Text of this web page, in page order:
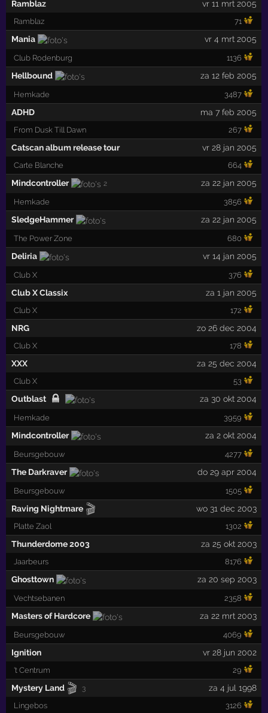
Ramblaz vr 11 mrt 2005
Ramblaz 71
Mania vr 4 mrt 2005
Club Rodenburg 1136
Hellbound za 12 feb 2005
Hemkade 3487
ADHD ma 7 feb 2005
From Dusk Till Dawn 267
Catscan album release tour vr 28 jan 2005
Carte Blanche 664
Mindcontroller 2 za 22 jan 2005
Hemkade 3856
SledgeHammer za 22 jan 2005
The Power Zone 680
Deliria vr 14 jan 2005
Club X 376
Club X Classix za 1 jan 2005
Club X 172
NRG zo 26 dec 2004
Club X 178
XXX za 25 dec 2004
Club X 53
Outblast za 30 okt 2004
Hemkade 3959
Mindcontroller za 2 okt 2004
Beursgebouw 4277
The Darkraver do 29 apr 2004
Beursgebouw 1505
Raving Nightmare 🎬 wo 31 dec 2003
Platte Zaol 1302
Thunderdome 2003 za 25 okt 2003
Jaarbeurs 8176
Ghosttown za 20 sep 2003
Vechtsebanen 2358
Masters of Hardcore za 22 mrt 2003
Beursgebouw 4069
Ignition vr 28 jun 2002
't Centrum 29
Mystery Land 🎬 3 za 4 jul 1998
Lingebos 3126